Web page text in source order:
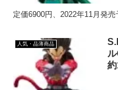
定価6900円、2022年11月発
人気・品薄商品